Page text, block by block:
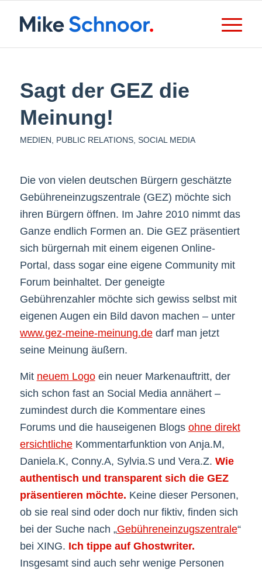
Sagt der GEZ die
Meinung!
MEDIEN PUBLIC RELATIONS, SOCIAL MEDIA
Die von vielen deutschen Bürgern geschätzte
Gebühreneinzugszentrale (GEZ) möchte sich
ihren Bürgern öffnen. Im Jahre 2010 nimmt das
Ganze endlich Formen an. Die GEZ präsentiert
sich bürgernah mit einem eigenen Online-
Portal, dass sogar eine eigene Community mit
Forum beinhaltet. Der geneigte
Gebührenzahler möchte sich gewiss selbst mit
eigenen Augen ein Bild davon machen – unter
www.gez-meine-meinung.dedarf man jetzt
seine Meinung äußern.
Mit neuem Logoein neuer Markenauftritt, der
sich schon fast an Social Media annähert –
zumindest durch die Kommentare eines
Forums und die hauseigenen Blogs ohne direkt
ersichtlicheKommentarfunktion von Anja.M,
Daniela.K, Conny.A, Sylvia.S und Vera.Z. Wie
authentisch und transparent sich die GEZ
präsentieren möchte. Keine dieser Personen,
ob sie real sind oder doch nur fiktiv, finden sich
bei der Suche nach „Gebühreneinzugszentrale“
bei XING. Ich tippe auf Ghostwriter.
Insgesamt sind auch sehr wenige Personen